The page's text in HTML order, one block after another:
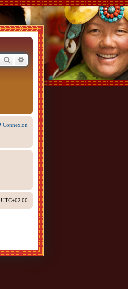
RechercherRecherche avancée
Connexion
UTC+02:00